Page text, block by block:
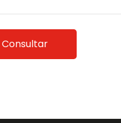
Consultar